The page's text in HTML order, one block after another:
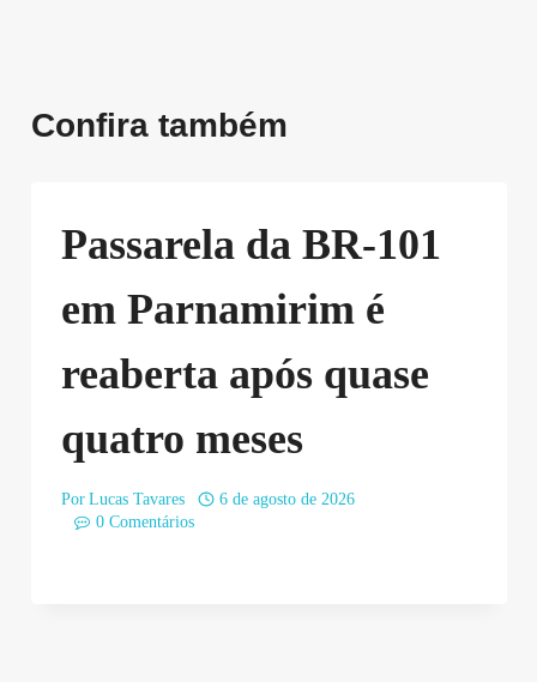
Confira também
Passarela da BR-101
em Parnamirim é
reaberta após quase
quatro meses
Por Lucas Tavares
6 de agosto de 2026
0 Comentários